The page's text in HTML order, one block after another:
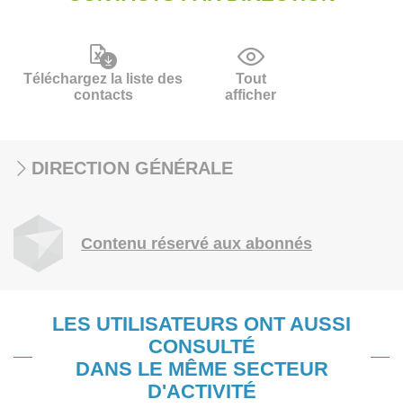
Téléchargez la liste des
contacts
Tout
afficher
DIRECTION GÉNÉRALE
Contenu réservé aux abonnés
LES UTILISATEURS ONT AUSSI
CONSULTÉ
DANS LE MÊME SECTEUR
D'ACTIVITÉ